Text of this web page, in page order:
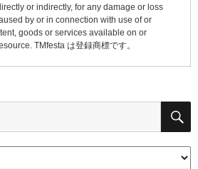
or indirectly, for any damage or loss
by or in connection with use of or
goods or services available on or
TMfesta は登録商標です。